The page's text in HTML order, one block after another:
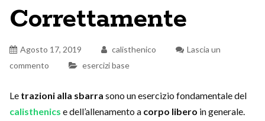
Correttamente
Agosto 17, 2019 calisthenico
Lascia un
commento
esercizi base
Le trazioni alla sbarra sono un esercizio fondamentale del
calisthenics e dell’allenamento a corpo libero in generale.